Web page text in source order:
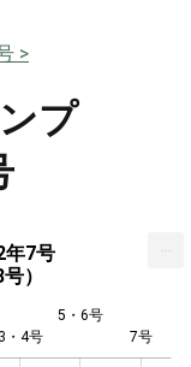
プ
年7号
）
3・4号
5・6号
7号